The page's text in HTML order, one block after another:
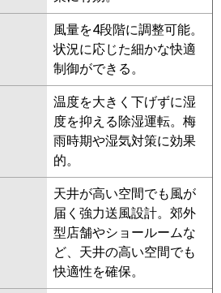
PLZ-ZRMP56EFGR PLZ-
ZRMP56ELFGR
RCI-GP56RGH7 RCI-GP56RGH6
RCI-GP56RGH5
RCI-GP56RGH4
RCI-GP56RGH3 RCI-AP56GH6
RCI-GP56RGH2 RCI-AP56GH5
RCI-GP56RGH1
FDTZ566H6S-airf FDTZ566H6S
FDTZ566H6S-rak FDTZ566H6S-
FDTZ565HA5SA-osj
FDTZ565HA5SA-rak
FDTZ565HA5SA-airf
FDTZ565HA5SA
FDTZ565H5SA
風量を4段階に調整可能。
状況に応じた細かな快適
制御ができる。
温度を大きく下げずに湿
度を抑える除湿運転。梅
雨時期や湿気対策に効果
的。
天井が高い空間でも風が
届く強力送風設計。郊外
型店舗やショールームな
ど、天井の高い空間でも
快適性を確保。